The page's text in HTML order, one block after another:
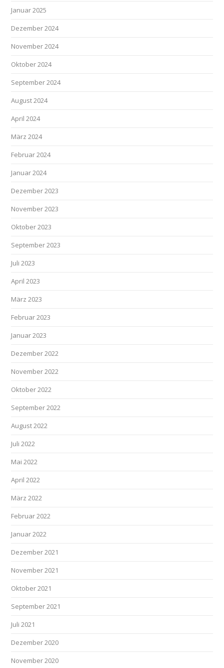
Januar 2025
Dezember 2024
November 2024
Oktober 2024
September 2024
August 2024
April 2024
März 2024
Februar 2024
Januar 2024
Dezember 2023
November 2023
Oktober 2023
September 2023
Juli 2023
April 2023
März 2023
Februar 2023
Januar 2023
Dezember 2022
November 2022
Oktober 2022
September 2022
August 2022
Juli 2022
Mai 2022
April 2022
März 2022
Februar 2022
Januar 2022
Dezember 2021
November 2021
Oktober 2021
September 2021
Juli 2021
Dezember 2020
November 2020